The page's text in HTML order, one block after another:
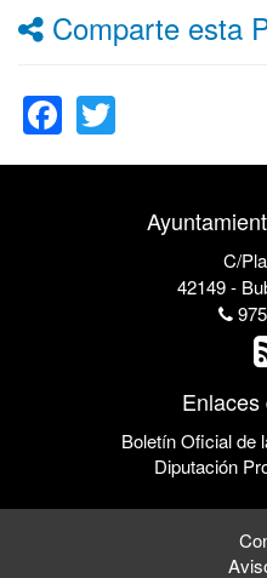
Comparte esta
Facebook
C/
42149 -
Boletín Oficial de
Diputación